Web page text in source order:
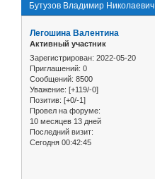
Бутузов Владимир Николаевич
Легошина Валентина
Активный участник
Зарегистрирован: 2022-05-20
Приглашений: 0
Сообщений: 8500
Уважение: [+119/-0]
Позитив: [+0/-1]
Провел на форуме:
10 месяцев 13 дней
Последний визит:
Сегодня 00:42:45